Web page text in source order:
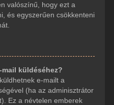
valószínű, hogy ezt a
és egyszerűen csökkenteni
küldéséhez?
e-mailt a
(ha az adminisztrátor
Ez a névtelen emberek